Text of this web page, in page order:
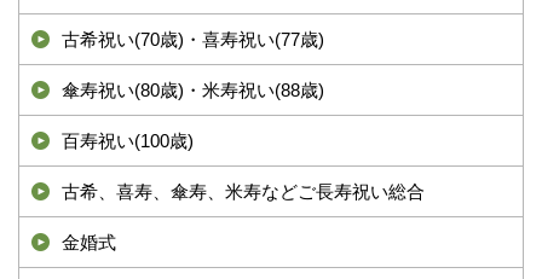
古希祝い(70歳)・喜寿祝い(77歳)
傘寿祝い(80歳)・米寿祝い(88歳)
百寿祝い(100歳)
古希、喜寿、傘寿、米寿などご長寿祝い総合
金婚式